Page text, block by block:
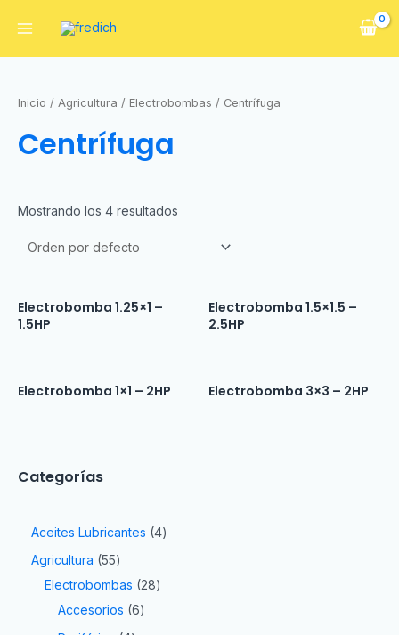
Categorías
Aceites Lubricantes 4
Agricultura 55
Electrobombas
28
Accesorios 6
Inicio / Agricultura / Electrobombas / Centrífuga
Centrífuga
Mostrando los 4 resultados
Electrobomba 1.25×1 –
1.5HP
Electrobomba 1.5×1.5 –
2.5HP
Electrobomba 1×1 – 2HP Electrobomba 3×3 – 2HP